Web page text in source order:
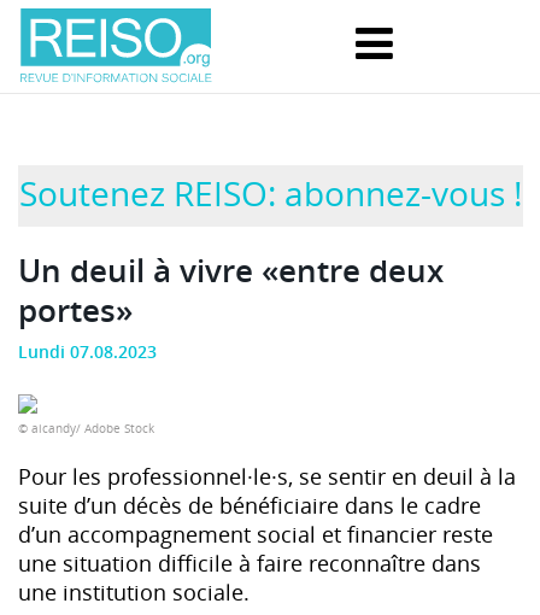
Soutenez REISO: abonnez-vous !
Un deuil à vivre «entre deux
portes»
Lundi 07.08.2023
© aicandy/ Adobe Stock
Pour les professionnel·le·s, se sentir en deuil à la
suite d’un décès de bénéficiaire dans le cadre
d’un accompagnement social et financier reste
une situation difficile à faire reconnaître dans
une institution sociale.